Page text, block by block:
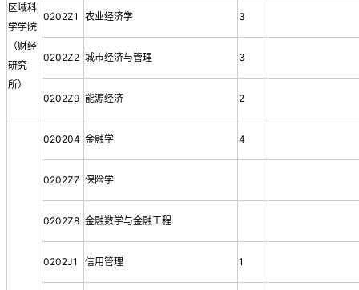
区域科
学学院
（财经
研究
所）
0202Z1 农业经济学 3
0202Z2 城市经济与管理 3
0202Z9 能源经济 2
020204 金融学 4
0202Z7 保险学
0202Z8 金融数学与金融工程
0202J1 信用管理 1